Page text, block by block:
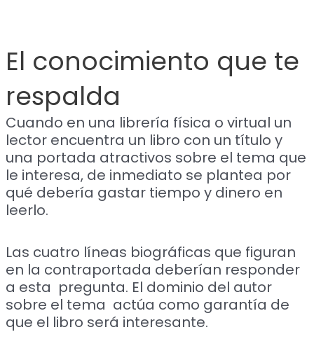
El conocimiento que te
respalda
Cuando en una librería física o virtual un
lector encuentra un libro con un título y
una portada atractivos sobre el tema que
le interesa, de inmediato se plantea por
qué debería gastar tiempo y dinero en
leerlo.
Las cuatro líneas biográficas que figuran
en la contraportada deberían responder
a esta pregunta. El dominio del autor
sobre el tema actúa como garantía de
que el libro será interesante.